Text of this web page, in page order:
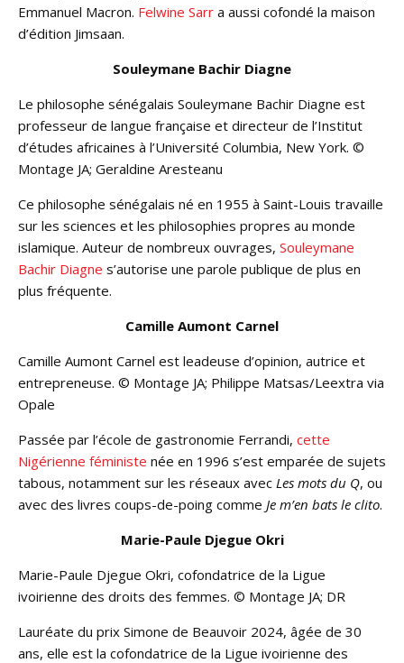
Emmanuel Macron. Felwine Sarr a aussi cofondé la maison
d’édition Jimsaan.
Souleymane Bachir Diagne
Le philosophe sénégalais Souleymane Bachir Diagne est
professeur de langue française et directeur de l’Institut
d’études africaines à l’Université Columbia, New York. ©
Montage JA; Geraldine Aresteanu
Ce philosophe sénégalais né en 1955 à Saint-Louis travaille
sur les sciences et les philosophies propres au monde
islamique. Auteur de nombreux ouvrages, Souleymane
Bachir Diagne s’autorise une parole publique de plus en
plus fréquente.
Camille Aumont Carnel
Camille Aumont Carnel est leadeuse d’opinion, autrice et
entrepreneuse. © Montage JA; Philippe Matsas/Leextra via
Opale
Passée par l’école de gastronomie Ferrandi, cette
Nigérienne féministe née en 1996 s’est emparée de sujets
tabous, notamment sur les réseaux avec Les mots du Q, ou
avec des livres coups-de-poing comme Je m’en bats le clito.
Marie-Paule Djegue Okri
Marie-Paule Djegue Okri, cofondatrice de la Ligue
ivoirienne des droits des femmes. © Montage JA; DR
Lauréate du prix Simone de Beauvoir 2024, âgée de 30
ans, elle est la cofondatrice de la Ligue ivoirienne des